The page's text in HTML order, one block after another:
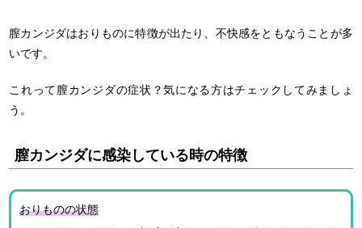
膣カンジダはおりものに特徴が出たり、不快感をともなうことが多
いです。
これって膣カンジダの症状？気になる方はチェックしてみましょ
う。
膣カンジダに感染している時の特徴
おりものの状態